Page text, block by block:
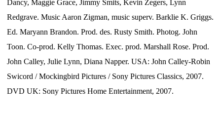
Dancy, Maggie Grace, Jimmy Smits, Kevin Zegers, Lynn
Redgrave. Music Aaron Zigman, music superv. Barklie K. Griggs.
Ed. Maryann Brandon. Prod. des. Rusty Smith. Photog. John
Toon. Co-prod. Kelly Thomas. Exec. prod. Marshall Rose. Prod.
John Calley, Julie Lynn, Diana Napper. USA: John Calley-Robin
Swicord / Mockingbird Pictures / Sony Pictures Classics, 2007.
DVD UK: Sony Pictures Home Entertainment, 2007.